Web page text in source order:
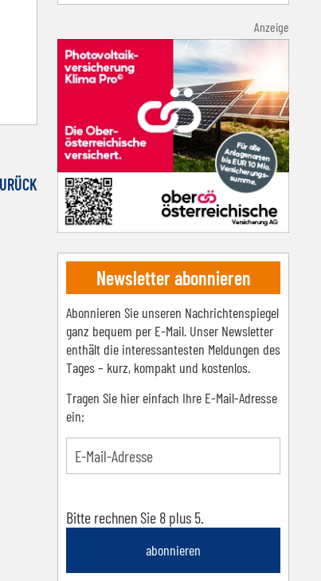
Anzeige
Newsletter abonnieren
Abonnieren Sie unseren Nachrichtenspiegel
ganz bequem per E-Mail. Unser Newsletter
enthält die interessantesten Meldungen des
Tages – kurz, kompakt und kostenlos.
Tragen Sie hier einfach Ihre E-Mail-Adresse
ein:
Bitte rechnen Sie 8 plus 5.
abonnieren